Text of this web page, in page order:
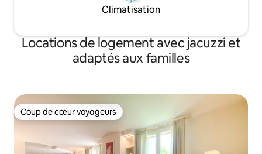
Climatisation
Locations de logement avec jacuzzi et
adaptés aux familles
Coup de cœur voyageurs
Coup de cœur voyageurs